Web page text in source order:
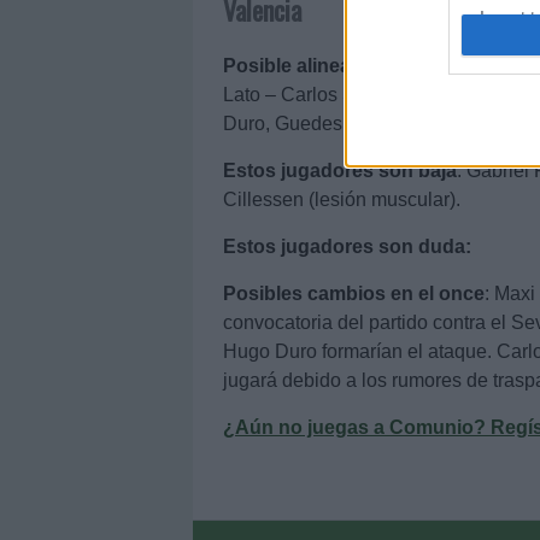
I want
web
I want
Valencia
Posible alineación
Lato – Carlos Soler, Yunus Musah
Duro, Guedes.
Estos jugadores son baja: Gabriel
Cillessen (lesión muscular).
Estos jugadores son duda:
Posibles cambios en el once:
convocatoria del partido contra el
Hugo Duro formarían el ataque.
jugará debido a los rumores de
¿Aún no juegas a Comunio?